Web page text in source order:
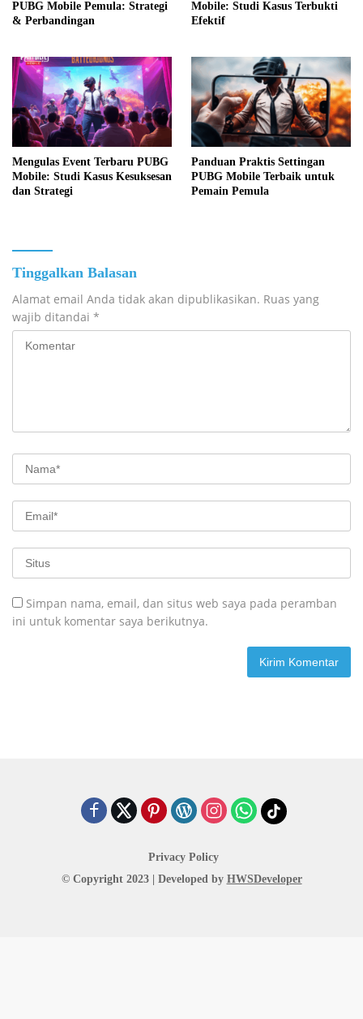
PUBG Mobile Pemula: Strategi
& Perbandingan
Mobile: Studi Kasus Terbukti
Efektif
Mengulas Event Terbaru PUBG
Mobile: Studi Kasus Kesuksesan
dan Strategi
Panduan Praktis Settingan
PUBG Mobile Terbaik untuk
Pemain Pemula
Tinggalkan Balasan
Alamat email Anda tidak akan dipublikasikan. Ruas yang
wajib ditandai *
Simpan nama, email, dan situs web saya pada peramban
ini untuk komentar saya berikutnya.
Privacy Policy
© Copyright 2023 | Developed by HWSDeveloper